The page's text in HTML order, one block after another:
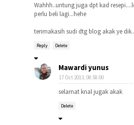
Wahhh..untung juga dpt kad
perlu beli lagi...hehe
terimakasih sudi dtg blog akak ye
Reply Delete
Mawardi yunus
17 Oct 2013, 08:58:00
selamat knal jugak akak
Delete